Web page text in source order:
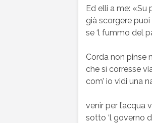
Ed elli a me: «Su
già scorgere puoi
se ‘l fummo del
Corda non pinse
che sì corresse
com’ io vidi una
venir per l’acqua
sotto ‘l governo